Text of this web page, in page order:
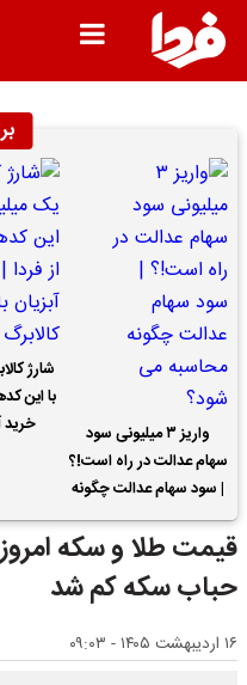
واریز ۳ میلیونی سود
سهام عدالت در راه است!؟
| سود سهام عدالت چگونه
محاسبه می شود؟
شارژ
با این
خرید
حباب سکه کم شد
۱۶ اردیبهشت ۱۴۰۵ - ۰۹:۰۳